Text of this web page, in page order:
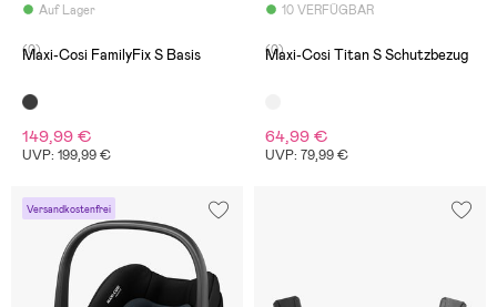
Auf Lager
(0)
Maxi-Cosi FamilyFix S Basis
149,99 €
UVP: 199,99 €
10 VERFÜGBAR
(0)
Maxi-Cosi Titan S Schutzbezug
64,99 €
UVP: 79,99 €
Versandkostenfrei